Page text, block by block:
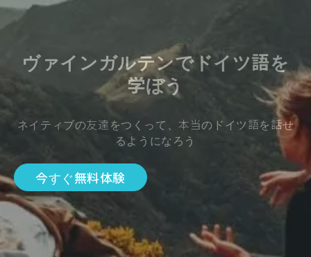
ヴァインガルテンでドイツ語を
学ぼう
ネイティブの友達をつくって、本当のドイツ語を話せ
るようになろう
今すぐ無料体験